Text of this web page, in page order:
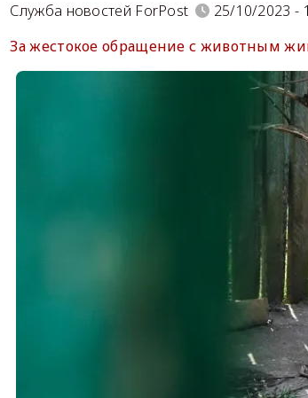
Служба новостей ForPost
25/10/2023 -
За жестокое обращение с животным